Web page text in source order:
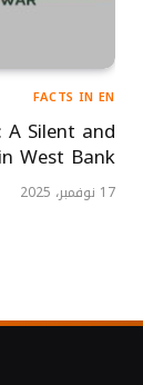
FACTS IN EN
Silent and
West Bank
17 نوفمبر، 2025